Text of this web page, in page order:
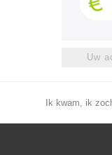
Uw
Ik kwam, ik